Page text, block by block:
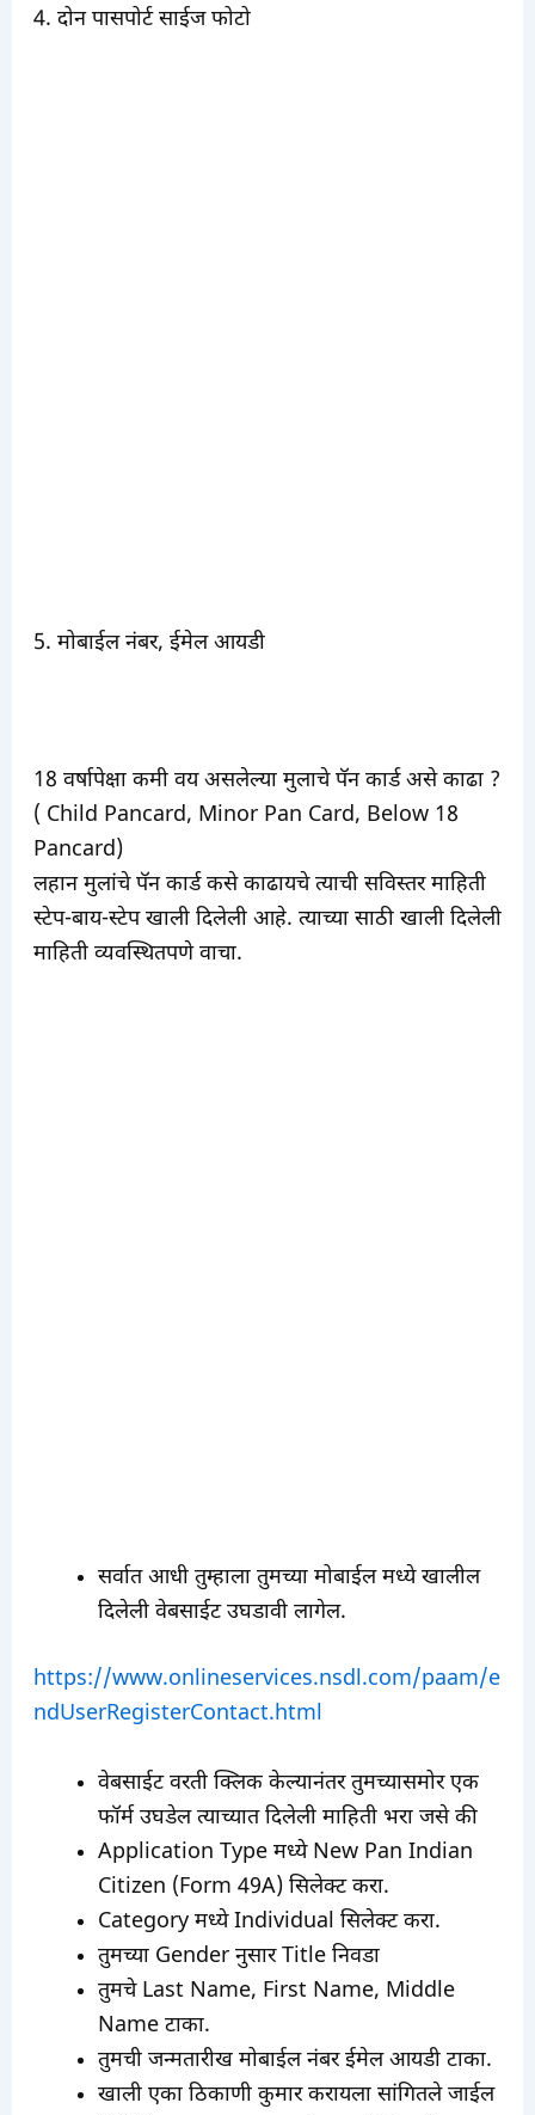
4. दोन पासपोर्ट साईज फोटो
5. मोबाईल नंबर, ईमेल आयडी
18 वर्षापेक्षा कमी वय असलेल्या मुलाचे पॅन कार्ड असे काढा ?
( Child Pancard, Minor Pan Card, Below 18
Pancard)
लहान मुलांचे पॅन कार्ड कसे काढायचे त्याची सविस्तर माहिती
स्टेप-बाय-स्टेप खाली दिलेली आहे. त्याच्या साठी खाली दिलेली
माहिती व्यवस्थितपणे वाचा.
सर्वात आधी तुम्हाला तुमच्या मोबाईल मध्ये खालील
दिलेली वेबसाईट उघडावी लागेल.
https://www.onlineservices.nsdl.com/paam/e
ndUserRegisterContact.html
वेबसाईट वरती क्लिक केल्यानंतर तुमच्यासमोर एक
फॉर्म उघडेल त्याच्यात दिलेली माहिती भरा जसे की
Application Type मध्ये New Pan Indian
Citizen (Form 49A) सिलेक्ट करा.
Category मध्ये Individual सिलेक्ट करा.
तुमच्या Gender नुसार Title निवडा
तुमचे Last Name, First Name, Middle
Name टाका.
तुमची जन्मतारीख मोबाईल नंबर ईमेल आयडी टाका.
खाली एका ठिकाणी कुमार करायला सांगितले जाईल